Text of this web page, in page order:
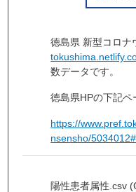
徳島県 新型コロナ
数データです。
徳島県HPの下記
https://
nsensho/
陽性患者属性.csv